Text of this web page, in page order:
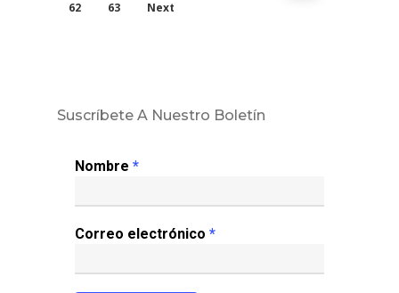
62 63 Next
Suscríbete A Nuestro Boletín
Nombre *
Correo electrónico *